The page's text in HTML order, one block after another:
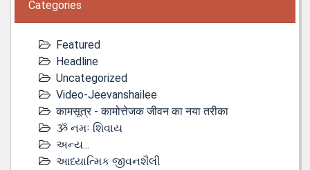
Categories
Featured
Headline
Uncategorized
Video-Jeevanshailee
कामसूत्र - कामोत्तेजक जीवन का नया तरीका
ૐ નમઃ શિવાય
અન્ય...
આધ્યાત્મિક જીવનશૈલી